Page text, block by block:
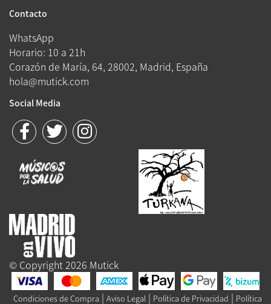
Contacto
WhatsApp
Horario: 10 a 21h
Corazón de María, 64, 28002, Madrid, España
hola@mutick.com
Social Media
© Copyright 2026 Mutick
Condiciones de Compra | Aviso Legal | Política de Privacidad | Política